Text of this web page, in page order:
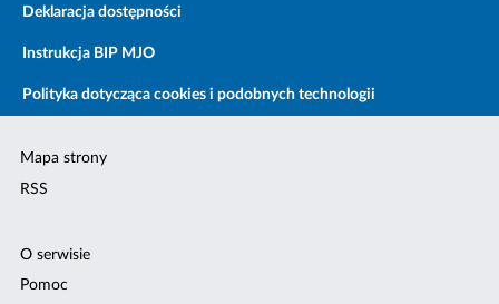
Deklaracja dostępności
Instrukcja BIP MJO
Polityka dotycząca cookies i podobnych technologii
Mapa strony
RSS
O serwisie
Pomoc